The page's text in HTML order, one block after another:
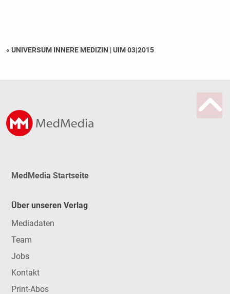
« UNIVERSUM INNERE MEDIZIN |UIM 03|2015
MedMedia Startseite
Über unseren Verlag
Mediadaten
Team
Jobs
Kontakt
Print-Abos